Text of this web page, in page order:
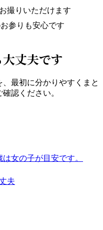
撮りいただけます
参りも安心です
丈夫です
最初に分かりやすくまと
認ください。
女の子が目安です。
夫